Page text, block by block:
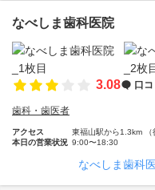
なべしま歯科医院
3.08 口コ
歯科・歯医者
アクセス
東福山駅から1.3km （
本日の営業状況 9:00〜18:30
なべしま歯科